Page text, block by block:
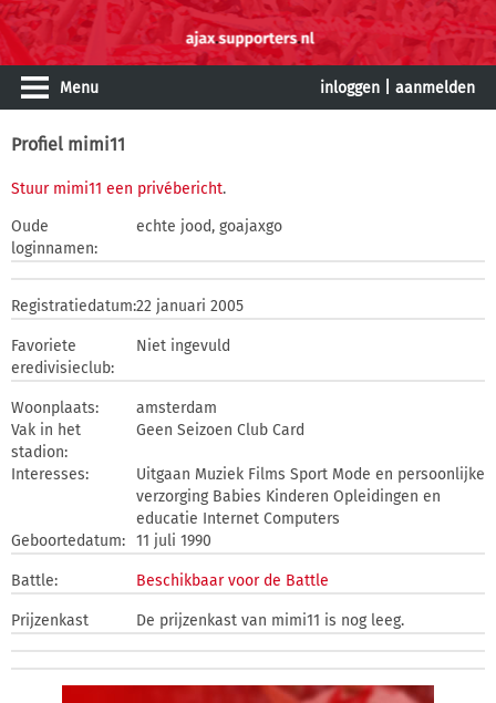
Menu inloggen aanmelden
Profiel mimi11
Stuur mimi11 een privébericht.
Oude
loginnamen:
echte jood, goajaxgo
Registratiedatum:22 januari 2005
Favoriete
eredivisieclub:
Niet ingevuld
Woonplaats:
amsterdam
Vak in het
stadion:
Geen Seizoen Club Card
Interesses:
Uitgaan Muziek Films Sport Mode en persoonlijke
verzorging Babies Kinderen Opleidingen en
educatie Internet Computers
Geboortedatum: 11 juli 1990
Battle: Beschikbaar voor de Battle
Prijzenkast De prijzenkast van mimi11 is nog leeg.